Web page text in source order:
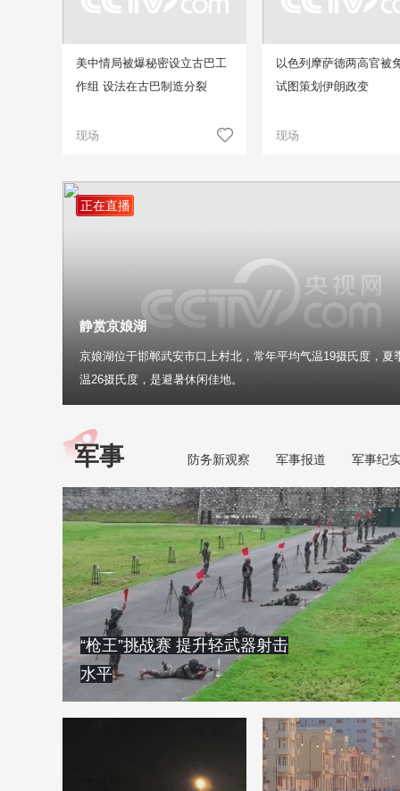
美中情局被爆秘密设立古巴工
作组 设法在古巴制造分裂
现场
以色列摩萨德两高官被
试图策划伊朗政变
现场
正在直播
静赏京娘湖
京娘湖位于邯郸武安市口上村北，常年平均气温19摄氏度，夏
温26摄氏度，是避暑休闲佳地。
军事 防务新观察 军事报道 军事纪
“枪王”挑战赛 提升轻武器射击
水平